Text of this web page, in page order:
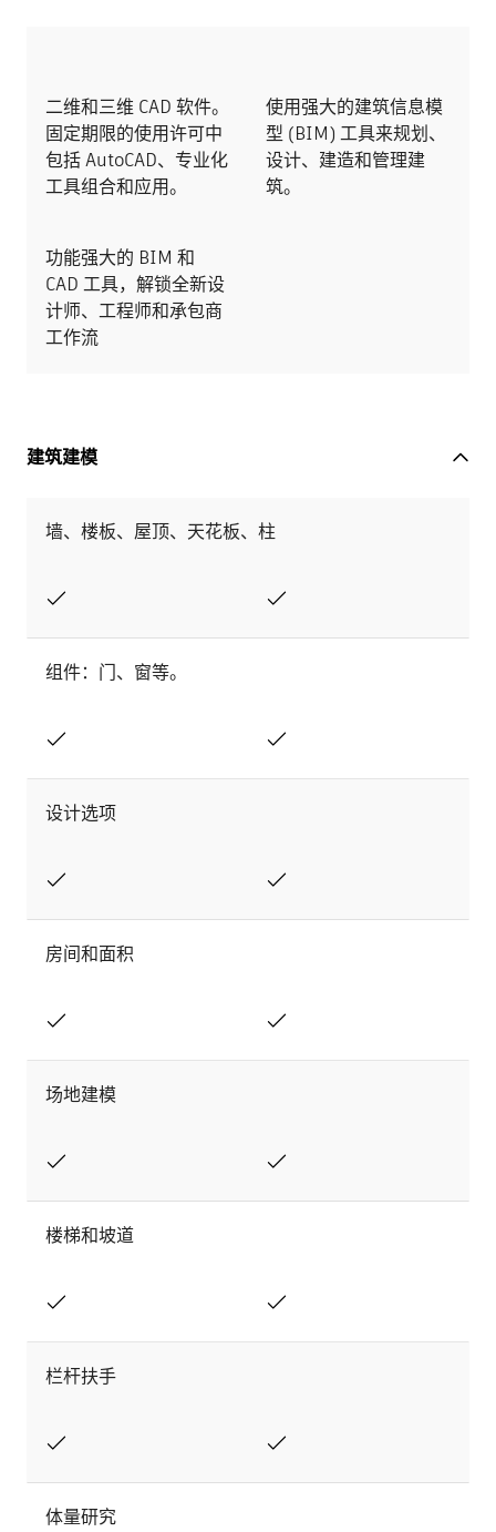
二维和三维 CAD 软件。
固定期限的使用许可中
包括 AutoCAD、专业化
工具组合和应用。
使用强大的建筑信息模
型 (BIM) 工具来规划、
设计、建造和管理建
筑。
功能强大的 BIM 和
CAD 工具，解锁全新设
计师、工程师和承包商
工作流
建筑建模
墙、楼板、屋顶、天花板、柱
组件：门、窗等。
设计选项
房间和面积
场地建模
楼梯和坡道
栏杆扶手
体量研究